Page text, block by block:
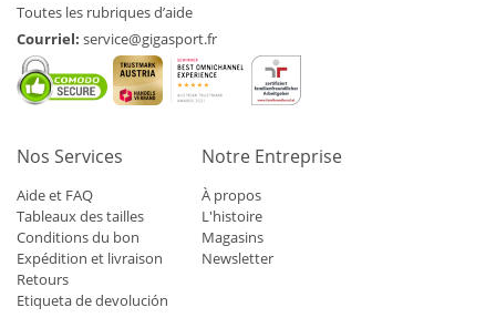
Toutes les rubriques d’aide
Courriel: service@gigasport.fr
Nos Services
Aide et FAQ
Tableaux des tailles
Conditions du bon
Expédition et livraison
Retours
Etiqueta de devolución
Notre Entreprise
À propos
L'histoire
Magasins
Newsletter